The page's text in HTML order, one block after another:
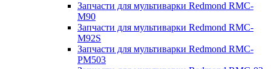
Запчасти для мультиварки Redmond RMC-
M90
Запчасти для мультиварки Redmond RMC-
M92S
Запчасти для мультиварки Redmond RMC-
PM503